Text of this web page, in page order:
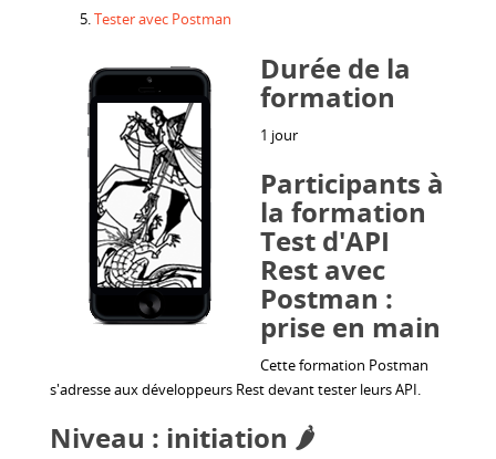
Tester avec Postman
Durée de la
formation
1 jour
Participants à
la formation
Test d'API
Rest avec
Postman :
prise en main
Cette formation Postman
s'adresse aux développeurs Rest devant tester leurs API.
Niveau : initiation 🌶️